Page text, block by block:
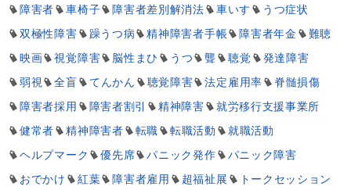
障害者
車椅子 障害者差別解消法 車いす
うつ症状
双極性障害
躁うつ病 精神障害者手帳 障害者年金
難聴
映画
視覚障害 脳性まひ うつ 聾 聴覚
発達障害
弱視
全盲 てんかん 聴覚障害 法定雇用率
脊髄損傷
障害者採用
障害者割引 精神障害
就労移行支援事業所
健常者
精神障害者 転職 転職活動
就職活動
ヘルプマーク
優先席 パニック発作
パニック障害
おでかけ
紅葉 障害者雇用 超福祉展
トークセッション